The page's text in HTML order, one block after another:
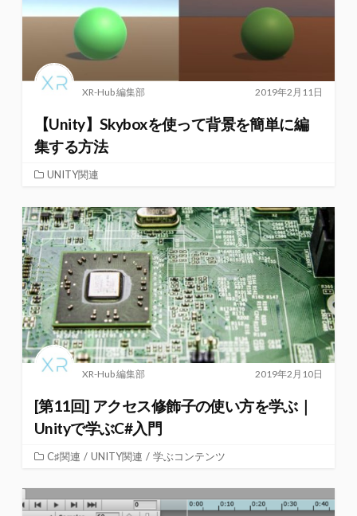
2019年2月11日
XR-Hub 編集部
【Unity】Skyboxを使って背景を簡単に編
集する方法
UNITY関連
2019年2月10日
XR-Hub 編集部
[第11回] アクセス修飾子の使い方を学ぶ｜
Unityで学ぶC#入門
C♯関連 / UNITY関連 / 学ぶコンテンツ